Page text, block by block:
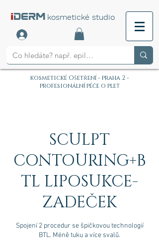
iDERM kosmetické studio
kosmetické Ošetření - praha 2 -
profesionální péče o pleť
SCULPT
CONTOURING+B
TL LIPOSUKCE-
ZADEČEK
Spojení 2 procedur se špičkovou technologií
BTL. Méně tuku a více svalů.